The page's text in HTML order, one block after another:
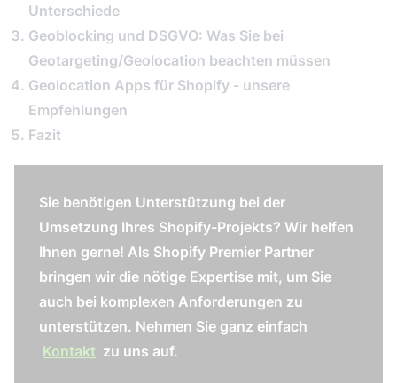
Unterschiede
Geoblocking und DSGVO: Was Sie bei
Geotargeting/Geolocation beachten müssen
Geolocation Apps für Shopify - unsere
Empfehlungen
Fazit
Sie benötigen Unterstützung bei der
Umsetzung Ihres Shopify-Projekts? Wir helfen
Ihnen gerne! Als Shopify Premier Partner
bringen wir die nötige Expertise mit, um Sie
auch bei komplexen Anforderungen zu
unterstützen. Nehmen Sie ganz einfach
Kontakt zu uns auf.